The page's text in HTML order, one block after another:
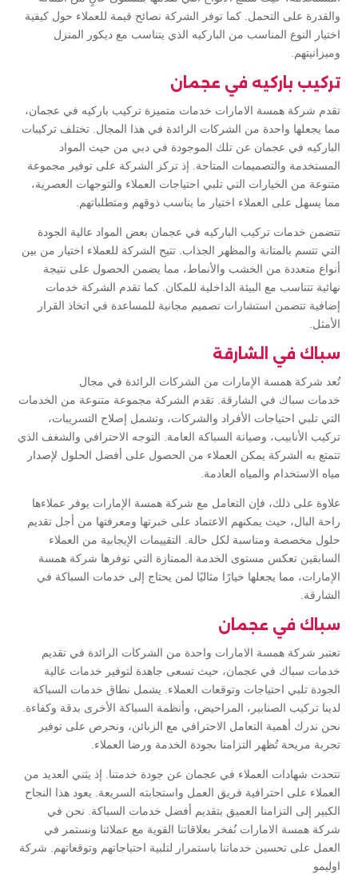
والقدرة على التحمل. كما توفر الشركة نصائح قيمة للعملاء حول كيفية
اختيار النوع المناسب من الباركيه الذي يتناسب مع ديكور المنزل
وميزانيتهم.
تركيب باركيه في عجمان
تقدم شركة همسة الامارات خدمات متميزة تركيب باركيه في عجمان،
مما يجعلها واحدة من الشركات الرائدة في هذا المجال. تختلف تركيبات
الباركيه في عجمان عن تلك الموجودة في دبي من حيث المواد
المستخدمة والتصميمات المتاحة. إذ تركز الشركة على توفير مجموعة
متنوعة من الخيارات التي تلبي احتياجات العملاء والتوجهات العصرية،
مما يسهل على العملاء اختيار ما يناسب ذوقهم ومتطلباتهم.
تتضمن خدمات تركيب الباركيه في عجمان بعض المواد عالية الجودة
التي تتسم بالمتانة والمظهر الجذاب. تتيح الشركة للعملاء اختيار من بين
أنواع متعددة من الخشب والأنماط، مما يضمن الحصول على نتيجة
نهائية تتناسب مع البيئة الداخلية للمكان. كما تقدم الشركة خدمات
إضافية تتضمن استشارات تصميم مجانية للمساعدة في اتخاذ القرار
الأمثل.
سباك في الشارقة
تُعد شركة همسة الإمارات من الشركات الرائدة في مجال
خدمات سباك في الشارقة. تقدم الشركة مجموعة متنوعة من الخدمات
التي تلبي احتياجات الأفراد والشركات، وتشمل إصلاح التسريبات،
تركيب الأنابيب، وصيانة السباكة العامة. التوجه الاحترافي والشغف الذي
تتمتع به الشركة يمكن العملاء من الحصول على أفضل الحلول لإصدار
مياه الاستخدام والمياه العادمة.
علاوة على ذلك، فإن التعامل مع شركة همسة الإمارات يوفر عملاءها
راحة البال، حيث يمكنهم الاعتماد على خبرتها ومعرفتها من أجل تقديم
حلول مخصصة ومناسبة لكل حالة. التقييمات الإيجابية من العملاء
السابقين تعكس مستوى الخدمة الممتازة التي توفرها شركة همسة
الإمارات، مما يجعلها خيارًا مثاليًا لمن يحتاج إلى خدمات السباكة في
الشارقة.
سباك في عجمان
تعتبر شركة همسة الامارات واحدة من الشركات الرائدة في تقديم
خدمات سباك في عجمان، حيث تسعى جاهدة لتوفير خدمات عالية
الجودة تلبي احتياجات وتوقعات العملاء. يشمل نطاق خدمات السباكة
لدينا تركيب الصنابير، المراحيض، وأنظمة السباكة الأخرى بدقة وكفاءة.
نحن ندرك أهمية التعامل الاحترافي مع الزبائن، ونحرص على توفير
تجربة مريحة تُظهر التزامنا بجودة الخدمة ورضا العملاء.
تتحدث شهادات العملاء في عجمان عن جودة خدمتنا. إذ يثني العديد من
العملاء على احترافية فريق العمل واستجابته السريعة. يعود هذا النجاح
الكبير إلى التزامنا العميق بتقديم أفضل خدمات السباكة. نحن في
شركة همسة الامارات نُفخر بعلاقاتنا القوية مع عملائنا ونستمر في
العمل على تحسين خدماتنا باستمرار لتلبية احتياجاتهم وتوقعاتهم. شركة
اوليمو